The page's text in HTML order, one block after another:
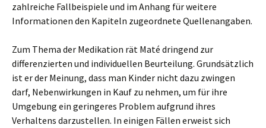
zahlreiche Fallbeispiele und im Anhang für weitere
Informationen den Kapiteln zugeordnete Quellenangaben.
Zum Thema der Medikation rät Maté dringend zur
differenzierten und individuellen Beurteilung. Grundsätzlich
ist er der Meinung, dass man Kinder nicht dazu zwingen
darf, Nebenwirkungen in Kauf zu nehmen, um für ihre
Umgebung ein geringeres Problem aufgrund ihres
Verhaltens darzustellen. In einigen Fällen erweist sich